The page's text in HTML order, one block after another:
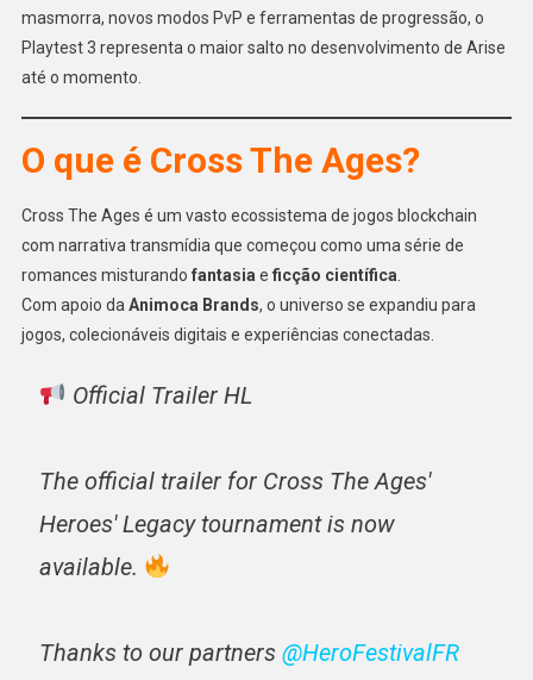
masmorra, novos modos PvP e ferramentas de progressão, o
Playtest 3 representa o maior salto no desenvolvimento de Arise
até o momento.
O que é Cross The Ages?
Cross The Ages é um vasto ecossistema de jogos blockchain
com narrativa transmídia que começou como uma série de
romances misturando fantasia e ficção científica
Com apoio da Animoca Brands, o universo se expandiu para
jogos, colecionáveis digitais e experiências conectadas.
Official Trailer HL
The official trailer for Cross The Ages'
Heroes' Legacy tournament is now
available.
Thanks to our partners @HeroFestivalFR